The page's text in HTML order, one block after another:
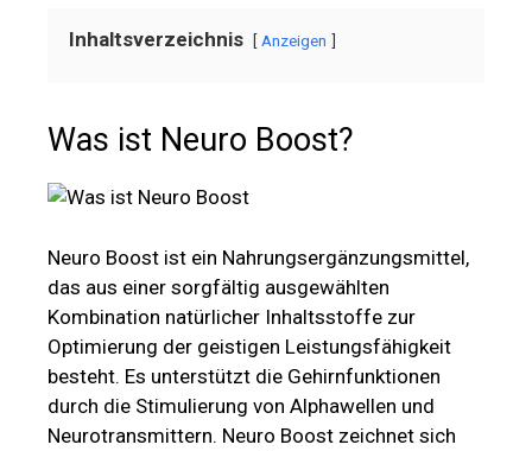
Inhaltsverzeichnis Anzeigen
Was ist Neuro Boost?
Neuro Boost ist ein Nahrungsergänzungsmittel,
das aus einer sorgfältig ausgewählten
Kombination natürlicher Inhaltsstoffe zur
Optimierung der geistigen Leistungsfähigkeit
besteht. Es unterstützt die Gehirnfunktionen
durch die Stimulierung von Alphawellen und
Neurotransmittern. Neuro Boost zeichnet sich